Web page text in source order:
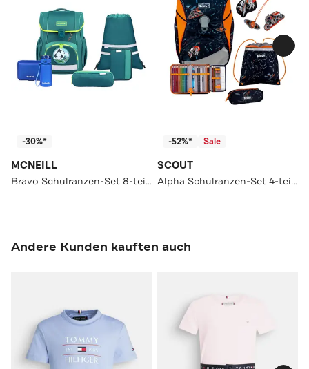
-30%*
MCNEILL
Bravo Schulranzen-Set 8-teilig
-52%* Sale
SCOUT
Alpha Schulranzen-Set 4-teilig
Andere Kunden kauften auch